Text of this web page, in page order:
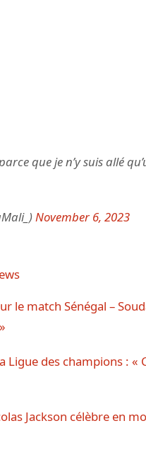
que je n’y suis allé
November 6, 2023
le match Sénégal –
Ligue des champions : «
Jackson célèbre en